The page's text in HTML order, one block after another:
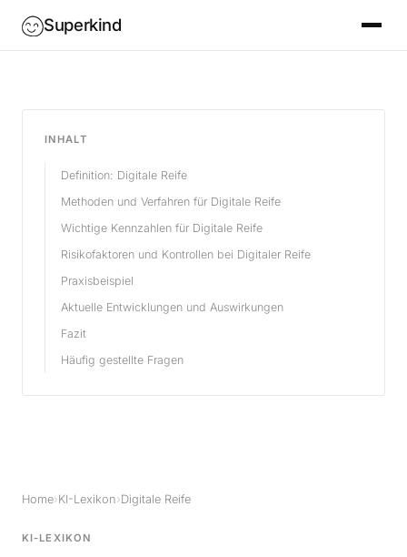
Superkind
INHALT
Definition: Digitale Reife
Methoden und Verfahren für Digitale Reife
Wichtige Kennzahlen für Digitale Reife
Risikofaktoren und Kontrollen bei Digitaler Reife
Praxisbeispiel
Aktuelle Entwicklungen und Auswirkungen
Fazit
Häufig gestellte Fragen
Home›KI-Lexikon›Digitale Reife
KI-LEXIKON